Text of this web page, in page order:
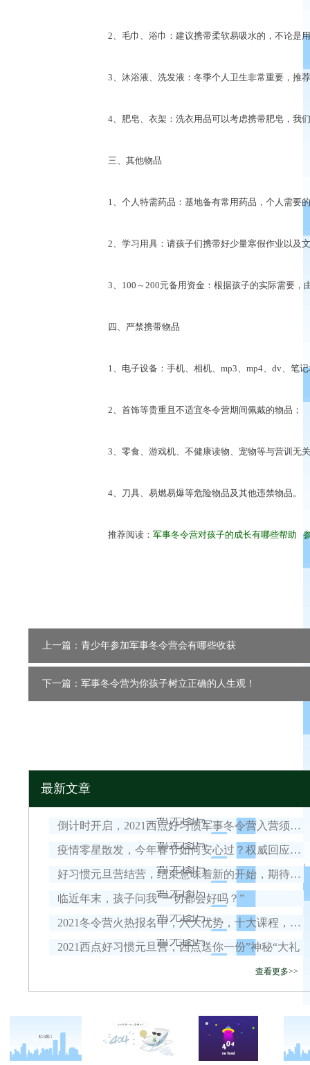
2、毛巾、浴巾：建议携带柔软易吸水的，不论是
3、沐浴液、洗发液：冬季个人卫生非常重要，推
4、肥皂、衣架：洗衣用品可以考虑携带肥皂，我
三、其他物品
1、个人特需药品：基地备有常用药品，个人需要
2、学习用具：请孩子们携带好少量寒假作业以及
3、100～200元备用资金：根据孩子的实际需要，
四、严禁携带物品
1、电子设备：手机、相机、mp3、mp4、dv、笔记
2、首饰等贵重且不适宜冬令营期间佩戴的物品；
3、零食、游戏机、不健康读物、宠物等与营训无
4、刀具、易燃易爆等危险物品及其他违禁物品。
推荐阅读： 军事冬令营对孩子的成长有哪些帮助
上一篇：青少年参加军事冬令营会有哪些收获
下一篇：军事冬令营为你孩子树立正确的人生观！
最新文章
倒计时开启，2021西点好习惯军事冬令营入营须知！
疫情零星散发，今年春节如何安心过？权威回应来了！
好习惯元旦营结营，结束意味着新的开始，期待我们下一次的相遇！
临近年末，孩子问我“一切都会好吗？”
2021冬令营火热报名中，六大优势，十大课程，安全保障全面升级！
2021西点好习惯元旦营，西点送你一份”神秘“大礼
查看更多>>